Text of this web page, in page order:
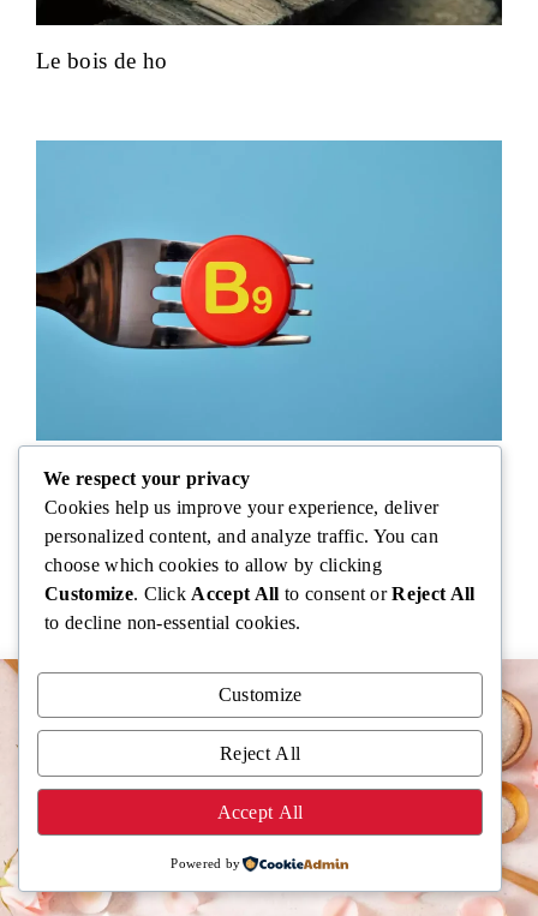
Le bois de ho
Fatigue et autres signaux d’une carence en
vitamine B9 : comprendre, reconnaître et réagir
We respect your privacy
Cookies help us improve your experience, deliver
personalized content, and analyze traffic. You can
choose which cookies to allow by clicking
Customize. Click Accept All to consent orReject All
to decline non-essential cookies.
Customize
Reject All
Accept All
Powered by